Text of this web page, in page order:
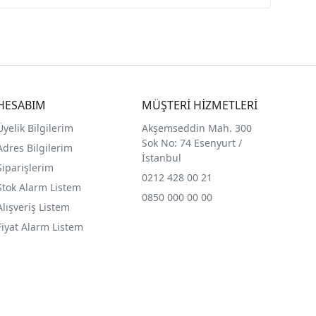
Bilgilerim
Bilgilerim
Alarm Listem
Listem
Alarm Listem
MÜŞTERİ HİZMETLERİ
Akşemseddin Mah. 300
Sok No: 74 Esenyurt /
İstanbul
0212 428 00 21
0850 000 00 00